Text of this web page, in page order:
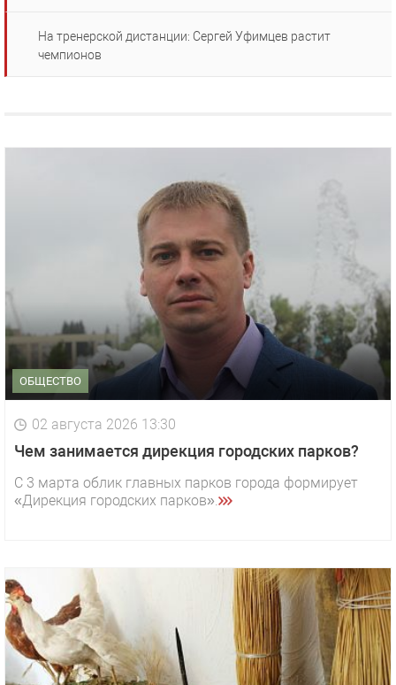
На тренерской дистанции: Сергей Уфимцев растит
чемпионов
ОБЩЕСТВО
02 августа 2026 13:30
Чем занимается дирекция городских парков?
С 3 марта облик главных парков города формирует
«Дирекция городских парков».